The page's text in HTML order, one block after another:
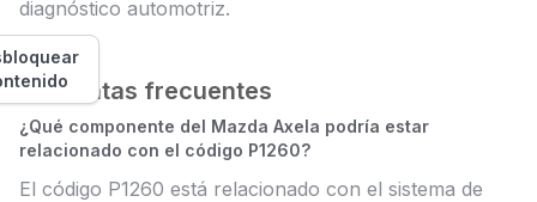
diagnóstico automotriz.
Preguntas frecuentes
¿Qué componente del Mazda Axela podría estar
relacionado con el código P1260?
El código P1260 está relacionado con el sistema de